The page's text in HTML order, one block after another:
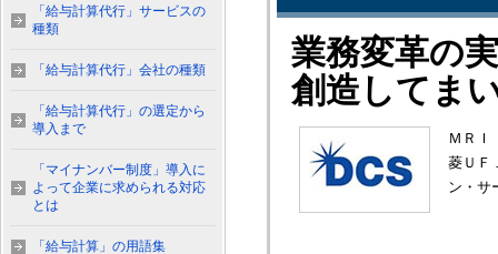
業務変革の
創造してま
ＭＲＩ
菱ＵＦ
ン・サ
「給与計算代行」サービスの
種類
「給与計算代行」会社の種類
「給与計算代行」の選定から
導入まで
「マイナンバー制度」導入に
よって企業に求められる対応
とは
「給与計算」の用語集